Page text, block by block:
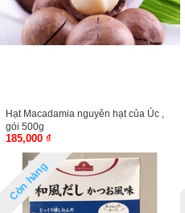
Hạt Macadamia nguyên hạt của Úc ,
gói 500g
185,000 ₫
Còn hàng